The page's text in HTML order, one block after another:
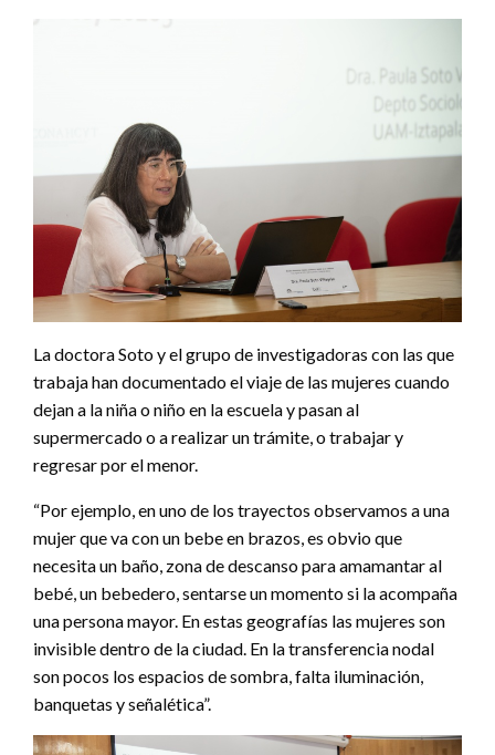
La doctora Soto y el grupo de investigadoras con las que
trabaja han documentado el viaje de las mujeres cuando
dejan a la niña o niño en la escuela y pasan al
supermercado o a realizar un trámite, o trabajar y
regresar por el menor.
“Por ejemplo, en uno de los trayectos observamos a una
mujer que va con un bebe en brazos, es obvio que
necesita un baño, zona de descanso para amamantar al
bebé, un bebedero, sentarse un momento si la acompaña
una persona mayor. En estas geografías las mujeres son
invisible dentro de la ciudad. En la transferencia nodal
son pocos los espacios de sombra, falta iluminación,
banquetas y señalética”.